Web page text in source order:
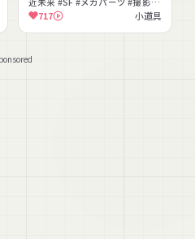
け #かっこいい
717 小道具